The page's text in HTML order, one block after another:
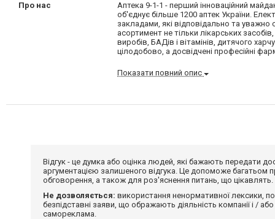
Про нас
Аптека 9-1-1 - перший інноваційний
об'єднує більше 1200 аптек України.
закладами, які відповідально та
асортимент не тільки лікарських
виробів, БАДів і вітамінів, дитячого
цілодобово, а досвідчені професійні
Показати повний опис
Відгук - це думка або оцінка людей, які бажають передати
аргументацією залишеного відгука. Це допоможе багатьом
обговорення, а також для роз'яснення питань, що цікавлять.
Не дозволяється: використання ненормативної лексики,
безпідставні заяви, що ображають діяльність компанії і /
самореклама.